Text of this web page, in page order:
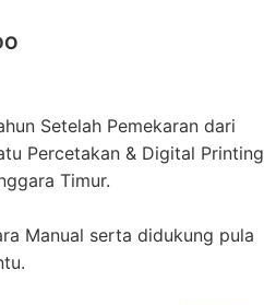
Setelah Pemekaran dari
Percetakan & Digital Printing
Timur.
Manual serta didukung pula